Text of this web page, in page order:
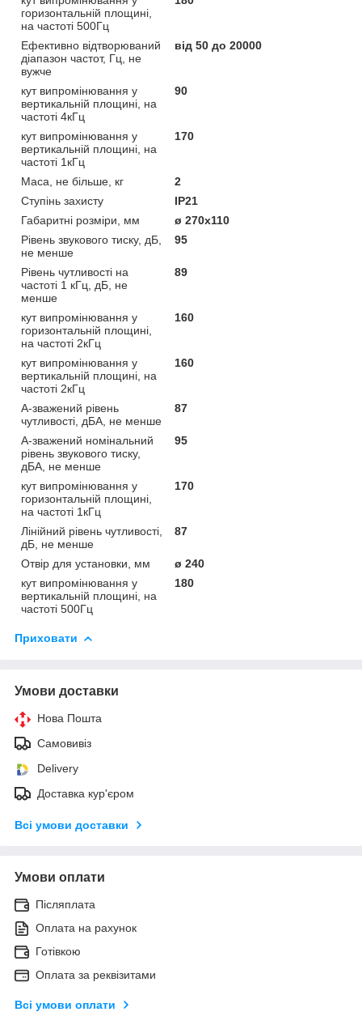
горизонтальній площині,
на частоті 500Гц
Ефективно відтворюваний
діапазон частот, Гц, не
вужче
від 50 до 20000
кут випромінювання у
вертикальній площині, на
частоті 4кГц
90
кут випромінювання у
вертикальній площині, на
частоті 1кГц
170
Маса, не більше, кг
2
Ступінь захисту
ІР21
Габаритні розміри, мм
ø 270х110
Рівень звукового тиску, дБ,
не менше
95
Рівень чутливості на
частоті 1 кГц, дБ, не
менше
89
кут випромінювання у
горизонтальній площині,
на частоті 2кГц
160
кут випромінювання у
вертикальній площині, на
частоті 2кГц
160
А-зважений рівень
чутливості, дБА, не менше
87
А-зважений номінальний
рівень звукового тиску,
дБА, не менше
95
кут випромінювання у
горизонтальній площині,
на частоті 1кГц
170
Лінійний рівень чутливості,
дБ, не менше
87
Отвір для установки, мм
ø 240
кут випромінювання у
вертикальній площині, на
частоті 500Гц
180
Приховати
Умови доставки
Нова Пошта
Самовивіз
Delivery
Доставка кур'єром
Всі умови доставки
Умови оплати
Післяплата
Оплата на рахунок
Готівкою
Оплата за реквізитами
Всі умови оплати